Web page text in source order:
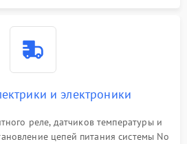
и электроники
реле, датчиков температуры и
цепей питания системы No